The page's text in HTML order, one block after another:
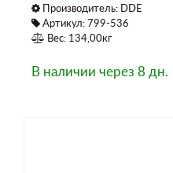
Производитель: DDE
Артикул: 799-536
Вес: 134,00кг
В наличии через 8 дн.